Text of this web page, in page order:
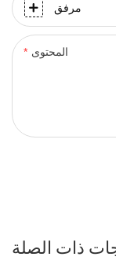
مرفق
المحتوى
ذات الصلة